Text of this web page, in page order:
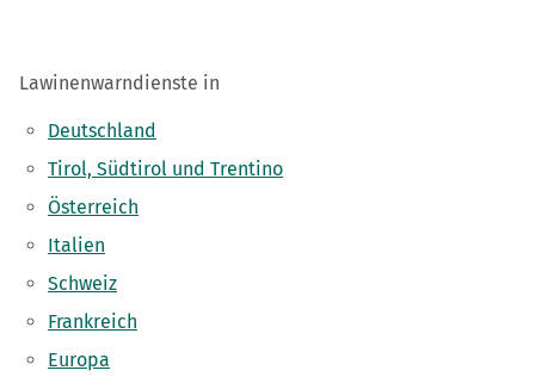
Lawinenwarndienste in
Deutschland
Tirol, Südtirol und Trentino
Österreich
Italien
Schweiz
Frankreich
Europa